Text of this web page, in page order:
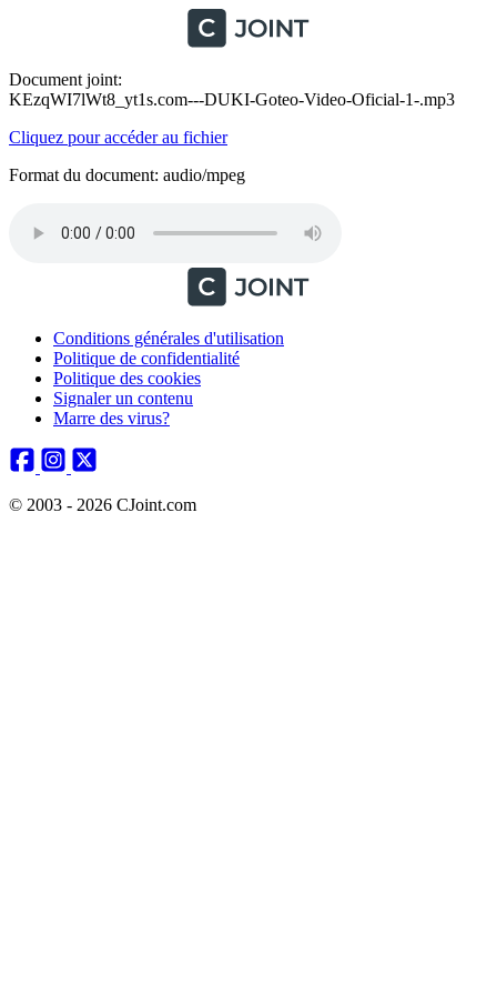
Document joint:
KEzqWI7lWt8_yt1s.com---DUKI-Goteo-Video-Oficial-1-.mp3
Cliquez pour accéder au fichier
Format du document: audio/mpeg
Conditions générales d'utilisation
Politique de confidentialité
Politique des cookies
Signaler un contenu
Marre des virus?
© 2003 - 2026 CJoint.com